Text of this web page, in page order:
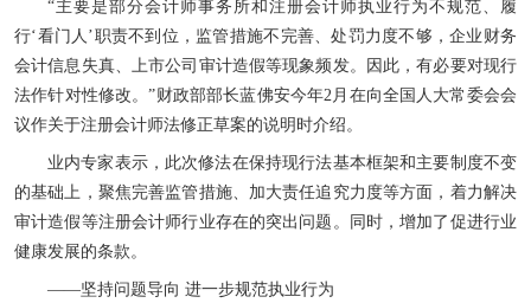
“主要是部分会计师事务所和注册会计师执业行为不规范、履
行‘看门人’职责不到位，监管措施不完善、处罚力度不够，企业财务
会计信息失真、上市公司审计造假等现象频发。因此，有必要对现行
法作针对性修改。”财政部部长蓝佛安今年2月在向全国人大常委会会
议作关于注册会计师法修正草案的说明时介绍。
业内专家表示，此次修法在保持现行法基本框架和主要制度不变
的基础上，聚焦完善监管措施、加大责任追究力度等方面，着力解决
审计造假等注册会计师行业存在的突出问题。同时，增加了促进行业
健康发展的条款。
——坚持问题导向 进一步规范执业行为